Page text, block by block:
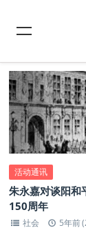
活动通讯
朱永嘉对谈阳
150周年
社会 5年前